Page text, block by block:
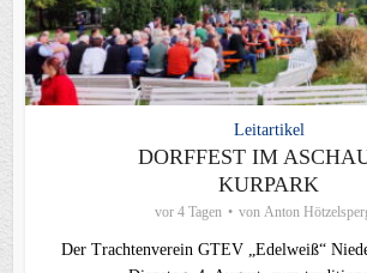
Leitartikel
DORFFEST IM
KURPARK
vor 4 Tagen von Anton
Der Trachtenverein GTEV „Edelweiß“